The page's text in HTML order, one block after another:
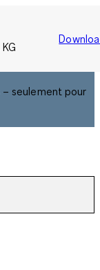
seulement pour